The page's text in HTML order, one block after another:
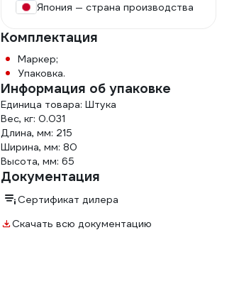
Япония — страна производства
Комплектация
Маркер;
Упаковка.
Информация об упаковке
Единица товара: Штука
Вес, кг: 0.031
Длина, мм: 215
Ширина, мм: 80
Высота, мм: 65
Документация
Сертификат дилера
Скачать всю документацию